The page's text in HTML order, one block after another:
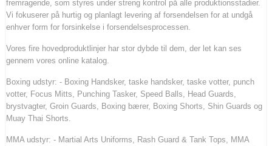
fremragende, som styres under streng kontrol på alle produktionsstadier.
Vi fokuserer på hurtig og planlagt levering af forsendelsen for at undgå
enhver form for forsinkelse i forsendelsesprocessen.
Vores fire hovedproduktlinjer har stor dybde til dem, der let kan ses
gennem vores online katalog.
Boxing udstyr: - Boxing Handsker, taske handsker, taske votter, punch
votter, Focus Mitts, Punching Tasker, Speed ​​Balls, Head Guards,
brystvagter, Groin Guards, Boxing bærer, Boxing Shorts, Shin Guards og
Muay Thai Shorts.
MMA udstyr: - Martial Arts Uniforms, Rash Guard & Tank Tops, MMA